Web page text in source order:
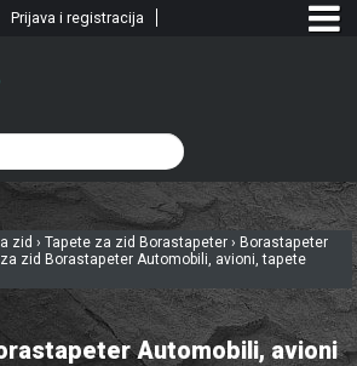
zid ›Tapete za zid Borastapeter › Borastapeter
zid Borastapeter Automobili, avioni, tapete
Automobili, avioni
Prijava i registracija